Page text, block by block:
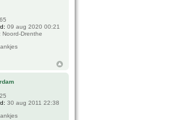
09 aug 2020 00:21
Noord-Drenthe
30 aug 2011 22:38